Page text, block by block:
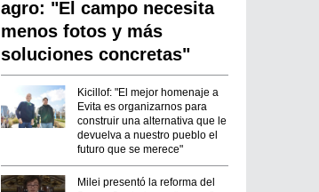
agro: "El campo necesita
menos fotos y más
soluciones concretas"
Kicillof: "El mejor homenaje a
Evita es organizarnos para
construir una alternativa que le
devuelva a nuestro pueblo el
futuro que se merece"
Milei presentó la reforma del